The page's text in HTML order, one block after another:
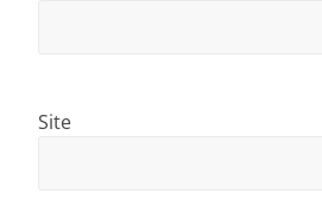
Site